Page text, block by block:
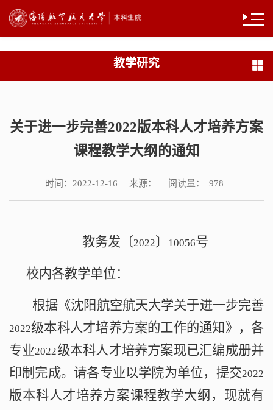
教学研究
关于进一步完善2022版本科人才培养方案
课程教学大纲的通知
时间： 2022-12-16 来源： 阅读量： 978
教务发〔2022〕 10056号
校内各教学单位：
根据《沈阳航空航天大学关于进一步完善
2022级本科人才培养方案的工作的通知 》，各
专业2022级本科人才培养方案现已汇编成册并
印制完成。请各专业以学院为单位，提交2022
版本科人才培养方案课程教学大纲，现就有